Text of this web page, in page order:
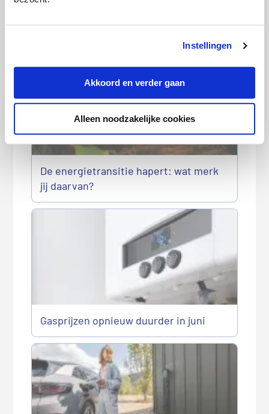
Instellingen
Akkoord en verder gaan
Alleen noodzakelijke cookies
Deze artikelen kunnen we je
De energietransitie hapert: wat merk
jij daarvan?
Gasprijzen opnieuw duurder in juni